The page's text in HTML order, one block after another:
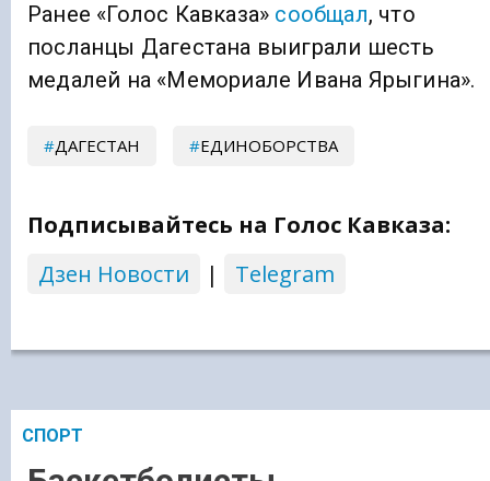
Ранее «Голос Кавказа» сообщал, что
посланцы Дагестана выиграли шесть
медалей на «Мемориале Ивана Ярыгина».
ДАГЕСТАН ЕДИНОБОРСТВА
Подписывайтесь на Голос Кавказа:
Дзен Новости
| Telegram
СПОРТ